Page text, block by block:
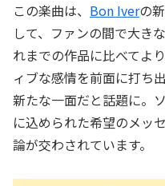
この楽曲は、 Bon Iverの
して、ファンの間で大き
れまでの作品に比べてよ
ィブな感情を前面に打ち
新たな一面だと話題に。
に込められた希望のメッ
論が交わされています。